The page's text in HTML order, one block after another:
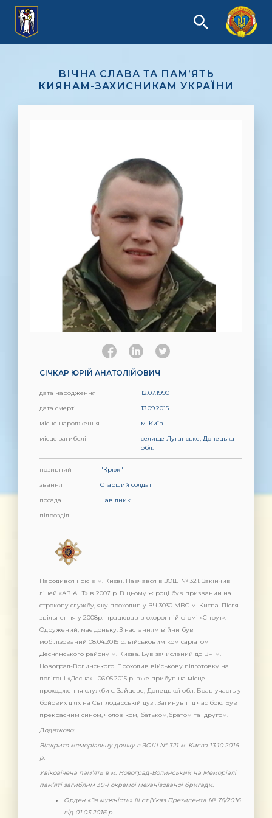
ВІЧНА СЛАВА ТА ПАМ’ЯТЬ
КИЯНАМ-ЗАХИСНИКАМ УКРАЇНИ
СІЧКАР ЮРІЙ АНАТОЛІЙОВИЧ
дата народження
12.07.1990
дата смерті
13.09.2015
місце народження
м. Київ
місце загибелі
селище Луганське, Донецька
обл.
позивний
"Крюк"
звання
Старший солдат
посада
Навідник
підрозділ
Народився і ріс в м. Києві. Навчався в ЗОШ № 321. Закінчив
ліцей «АВІАНТ» в 2007 р. В цьому ж році був призваний на
строкову службу, яку проходив у ВЧ 3030 МВС м. Києва. Після
звільнення у 2008р. працював в охоронній фірмі «Спрут».
Одружений, має доньку. З настанням війни був
мобілізований 08.04.2015 р. військовим комісаріатом
Деснянського району м. Києва. Був зачислений до ВЧ м.
Новоград-Волинського. Проходив військову підготовку на
полігоні «Десна». 06.05.2015 р. вже прибув на місце
проходження служби с. Зайцеве, Донецької обл. Брав участь у
бойових діях на Світлодарській дузі. Загинув під час бою. Був
прекрасним сином, чоловіком, батьком,братом та другом.
Додатково:
Відкрито меморіальну дошку в ЗОШ № 321 м. Києва 13.10.2016
р.
Увіковічена пам’ять в м. Новоград-Волинський на Меморіалі
пам’яті загиблим 30-ї окремої механізованої бригади.
Орден «За мужність» ІІІ ст.(Указ Президента № 76/2016
від 01.03.2016 р.